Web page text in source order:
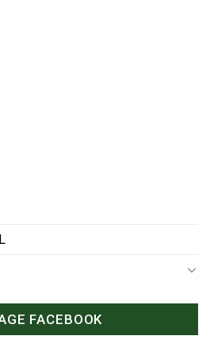
FACEBOOK